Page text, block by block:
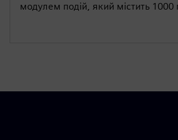
модулем подій, який містить 1000